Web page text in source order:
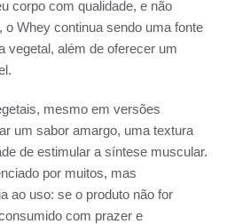
corpo com qualidade, e não
o Whey continua sendo uma fonte
vegetal, além de oferecer um
mesmo em versões
um sabor amargo, uma textura
de estimular a síntese muscular.
por muitos, mas
ao uso: se o produto não for
com prazer e